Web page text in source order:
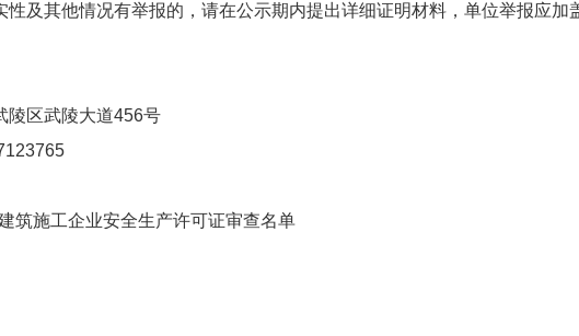
性及其他情况有举报的，请在公示期内提出详细证明材料，单位举报应
陵区武陵大道456号
筑施工企业安全生产许可证审查名单